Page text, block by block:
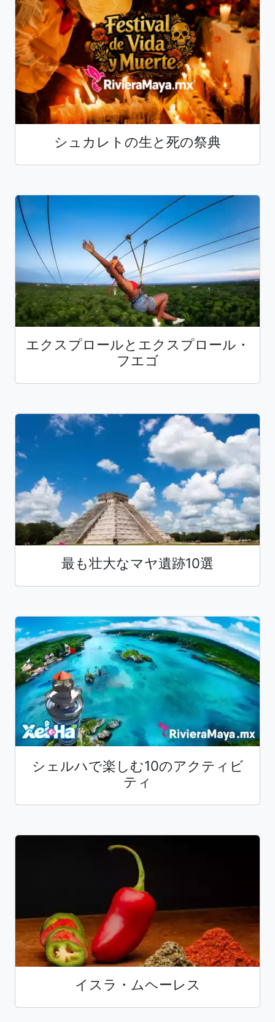
シュカレトの生と死の祭典
エクスプロールとエクスプロール・
フエゴ
最も壮大なマヤ遺跡10選
シェルハで楽しむ10のアクティビ
ティ
イスラ・ムヘーレス